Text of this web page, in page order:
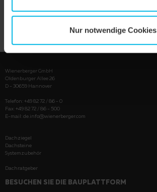
Nur notwendige Cookies
Wienerberger GmbH
Oldenburger Allee 26
D - 30659 Hannover
Telefon: +49 82 72 / 86 - 0
Fax: +49 82 72 / 86 - 500
E-mail: de.info@wienerberger.com
Dachziegel
Dachsteine
Systemzubehör
Dachratgeber
BESUCHEN SIE DIE BAUPLATTFORM